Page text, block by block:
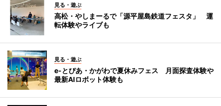
見る・遊ぶ
高松・やしまーるで「源平屋島鉄道フェスタ」 運
転体験やライブも
見る・遊ぶ
e-とぴあ・かがわで夏休みフェス 月面探査体験や
最新AIロボット体験も